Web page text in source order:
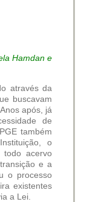
Hamdan e
através da
buscavam
após, já
de
também
o
todo acervo
e a
o processo
existentes
a Lei.